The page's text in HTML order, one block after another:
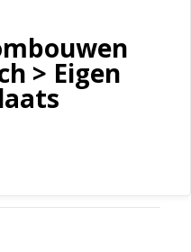
> Eigen